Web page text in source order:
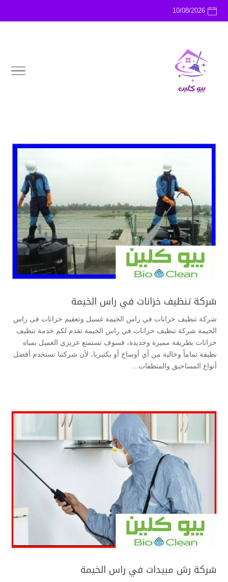
10/08/2026
شركة تنظيف خزانات في راس الخيمة
شركة تنظيف خزانات في راس الخيمة غسيل وتعقيم خزانات فى راس
الخيمة شركة تنظيف خزانات في راس الخيمة تقدم لكم خدمة تنظيف
خزانات بطريقة مميزة وجديدة، فسوف تستمتع عزيزي العميل بمياه
نظيفة تماماً وخالية من أي أوساخ أو بكتيريا، لأن شركتنا تستخدم أفضل
أنواع المساحيق والمنظفات...
شركة رش مبيدات في راس الخيمة